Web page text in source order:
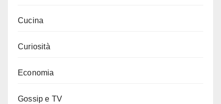
Cucina
Curiosità
Economia
Gossip e TV